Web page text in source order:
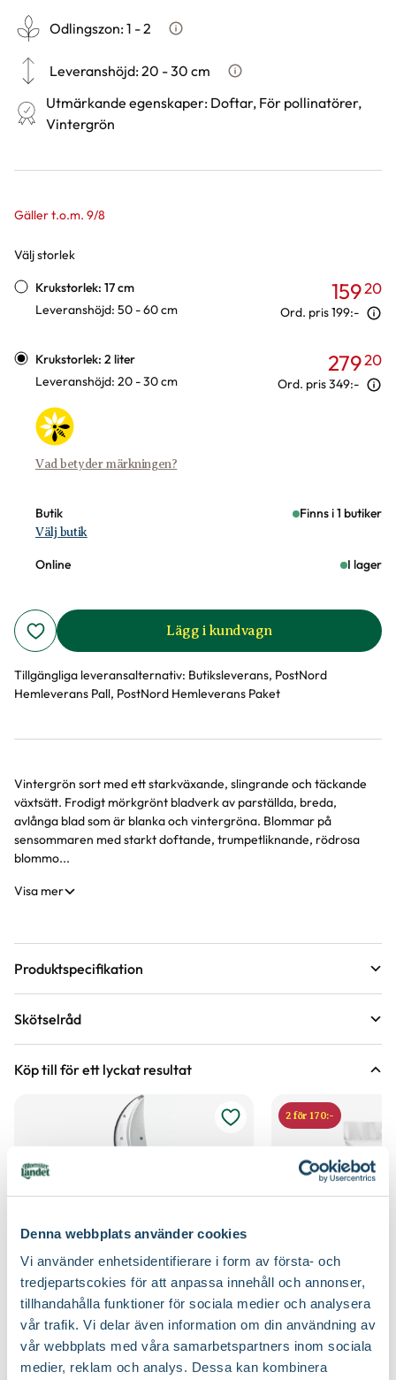
Denna webbplats använder cookies
Vi använder enhetsidentifierare i form av första- och
tredjepartscokies för att anpassa innehåll och annonser,
tillhandahålla funktioner för sociala medier och analysera
vår trafik. Vi delar även information om din användning av
vår webbplats med våra samarbetspartners inom sociala
medier, reklam och analys. Dessa kan kombinera
Odlingszon:1 - 2 Vad är odlingszon?
Leveranshöjd:20 - 30 cm Hur vi mäter leveranshöjd på
Utmärkande egenskaper: Doftar, För pollinatörer,
Vintergrön
Gäller t.o.m. 9/8
Välj storlek
Varianter
Krukstorlek: 17 cm
Leveranshöjd: 50 - 60 cm
15920
Ord. pris199:-
Krukstorlek: 2 liter
Leveranshöjd: 20 - 30 cm
Vad betyder märkningen?
27920
Ord. pris349:-
Butik Finns i 1 butiker
Välj butik
Online I lager
Lägg i kundvagn
Tillgängliga leveransalternativ: Butiksleverans, PostNord
Hemleverans Pall, PostNord Hemleverans Paket
Produktinformation
Vintergrön sort med ett starkväxande, slingrande och täckande
växtsätt. Frodigt mörkgrönt bladverk av parställda, breda,
avlånga blad som är blanka och vintergröna. Blommar på
sensommaren med starkt doftande, trumpetliknande, rödrosa
blommo...
Visa mer
Produktspecifikation
Krukstorlek
Hur vi mäter leveranshöjd på växter
5 - 6 m Höjd på trädgårdsväxter
Klättrande, Slingrande, Starkväxande
Bladfärg Mörkgrön
Blomningstid Juli, Augusti
Fruktfärg Blå
Utmärkande egenskaper Doftar, För pollinatörer, Vintergrön
Skötselråd
Läge Halvskugga till skugga, Sol
Vad är odlingszon?
Planteringsavstånd (cc)
Jordmån Fuktig jord, Mullrik jord, Näringsrik jord, Väldränerad
Näring Naturgödsel, Trädgårdsgödsel
Jordprodukter Planteringsjord
Beskärningssätt
Beskär bort nedfrusna grenar in till frisk ved,
Gallra ut äldre grenar på olika höjder
Köp till för ett lyckat resultat
Sekatör Felco 4
2 för 170:-
Hasselfors P-